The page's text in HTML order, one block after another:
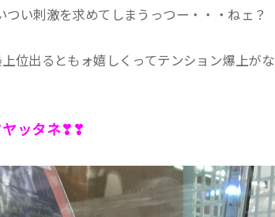
い刺激を求めてしまうっつー・・・ねェ？
位出るともォ嬉しくってテンション爆上がな
ヤッタネ❣❣